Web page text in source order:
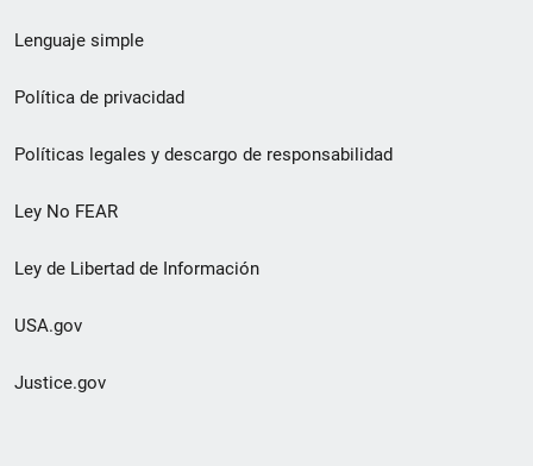
de
pie
de
página
Lenguaje simple
Política de privacidad
Políticas legales y descargo de responsabilidad
Ley No FEAR
Ley de Libertad de Información
USA.gov
Justice.gov